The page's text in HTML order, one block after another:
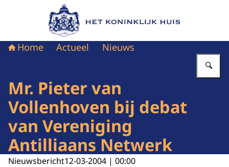
Naar de homepage van Het Koninklijk Huis
Home Actueel Nieuws
Mr. Pieter van
Vollenhoven bij debat
van Vereniging
Antilliaans Netwerk
Nieuwsbericht12-03-2004 | 00:00